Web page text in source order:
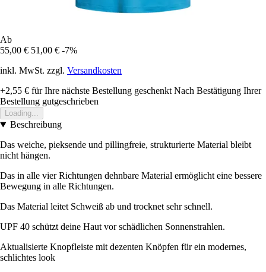
Ab
55,00 € 51,00 € -7%
inkl. MwSt. zzgl. Versandkosten
+2,55 € für Ihre nächste Bestellung geschenkt Nach Bestätigung Ihrer
Bestellung gutgeschrieben
Loading...
Beschreibung
Das weiche, pieksende und pillingfreie, strukturierte Material bleibt
nicht hängen.
Das in alle vier Richtungen dehnbare Material ermöglicht eine bessere
Bewegung in alle Richtungen.
Das Material leitet Schweiß ab und trocknet sehr schnell.
UPF 40 schützt deine Haut vor schädlichen Sonnenstrahlen.
Aktualisierte Knopfleiste mit dezenten Knöpfen für ein modernes,
schlichtes look